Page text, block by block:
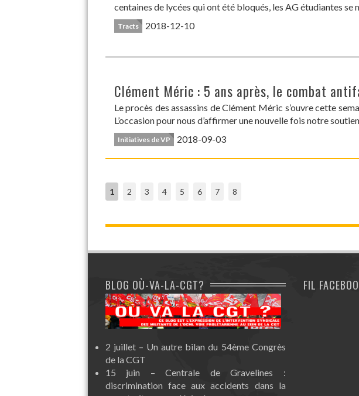
centaines de lycées qui ont été bloqués, les AG étudiantes
Tracts 2018-12-10
Clément Méric : 5 ans après, le combat
Le procès des assassins de Clément Méric s’ouvre cette
L’occasion pour nous d’affirmer une nouvelle fois notre
Initiatives de VP 2018-09-03
1 2 3 4 5 6 7 8
BLOG OÙ-VA-LA-CGT?
2 juillet – Un autre bilan du 54ème Congrès
de la CGT
15 juin – Centrale de Gravelines :
discrimination face aux accidents dans la
FIL